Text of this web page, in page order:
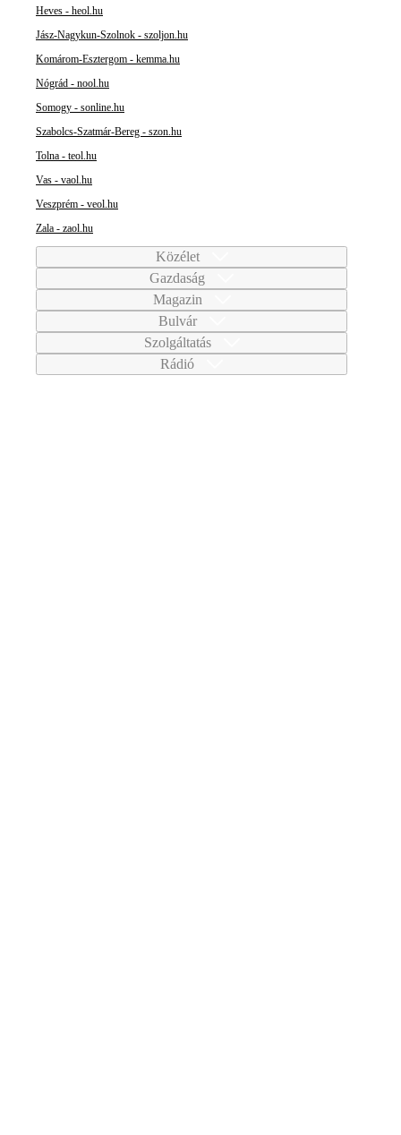
Heves - heol.hu
Jász-Nagykun-Szolnok - szoljon.hu
Komárom-Esztergom - kemma.hu
Nógrád - nool.hu
Somogy - sonline.hu
Szabolcs-Szatmár-Bereg - szon.hu
Tolna - teol.hu
Vas - vaol.hu
Veszprém - veol.hu
Zala - zaol.hu
Közélet
Gazdaság
Magazin
Bulvár
Szolgáltatás
Rádió